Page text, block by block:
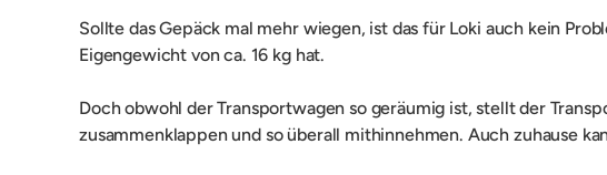
Sollte das Gepäck mal mehr wiegen, ist das für Loki auch kein
Eigengewicht von ca. 16 kg hat.
Doch obwohl der Transportwagen so geräumig ist, stellt der
zusammenklappen und so überall mithinnehmen. Auch zuhause